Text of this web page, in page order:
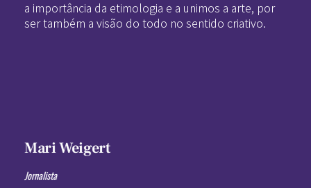
a importância da etimologia e a unimos a arte, por
ser também a visão do todo no sentido criativo.
Mari Weigert
Jornalista